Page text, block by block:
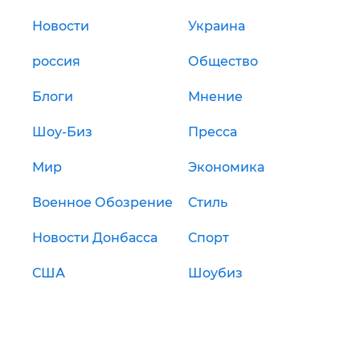
Новости Украина
россия Общество
Блоги Мнение
Шоу-Биз Пресса
Мир Экономика
Военное Обозрение Стиль
Новости Донбасса Спорт
США Шоубиз